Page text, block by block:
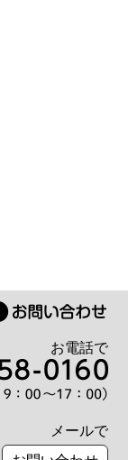
お電話で
メールで